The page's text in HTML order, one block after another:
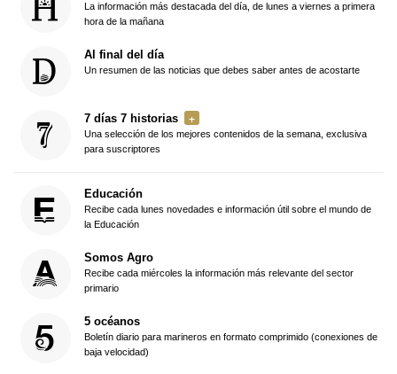
La información más destacada del día, de lunes a viernes a primera
hora de la mañana
Al final del día
Un resumen de las noticias que debes saber antes de acostarte
7 días 7 historias
Una selección de los mejores contenidos de la semana, exclusiva
para suscriptores
Educación
Recibe cada lunes novedades e información útil sobre el mundo de
la Educación
Somos Agro
Recibe cada miércoles la información más relevante del sector
primario
5 océanos
Boletín diario para marineros en formato comprimido (conexiones de
baja velocidad)